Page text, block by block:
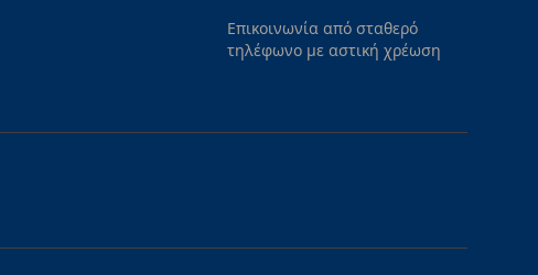
Επικοινωνία από σταθερό
τηλέφωνο με αστική χρέωση